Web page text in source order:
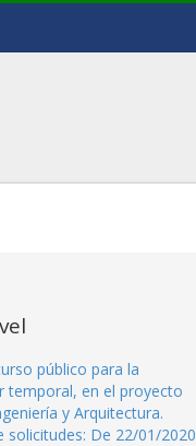
público para la
temporal, en el proyecto
y Arquitectura.
solicitudes: De 22/01/2020